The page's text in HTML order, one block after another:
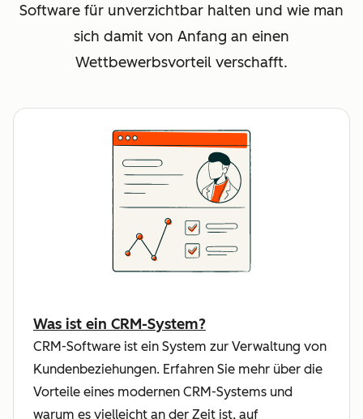
Software für unverzichtbar halten und wie man
sich damit von Anfang an einen
Wettbewerbsvorteil verschafft.
Was ist ein CRM-System?
CRM-Software ist ein System zur Verwaltung von
Kundenbeziehungen. Erfahren Sie mehr über die
Vorteile eines modernen CRM-Systems und
warum es vielleicht an der Zeit ist, auf